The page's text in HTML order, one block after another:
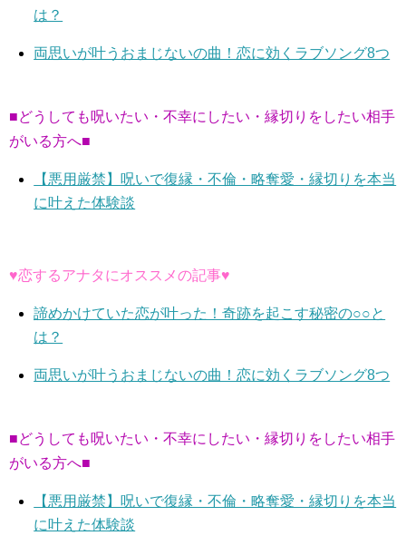
は？
両思いが叶うおまじないの曲！恋に効くラブソング8つ
■どうしても呪いたい・不幸にしたい・縁切りをしたい相手
がいる方へ■
【悪用厳禁】呪いで復縁・不倫・略奪愛・縁切りを本当
に叶えた体験談
♥恋するアナタにオススメの記事♥
諦めかけていた恋が叶った！奇跡を起こす秘密の○○と
は？
両思いが叶うおまじないの曲！恋に効くラブソング8つ
■どうしても呪いたい・不幸にしたい・縁切りをしたい相手
がいる方へ■
【悪用厳禁】呪いで復縁・不倫・略奪愛・縁切りを本当
に叶えた体験談